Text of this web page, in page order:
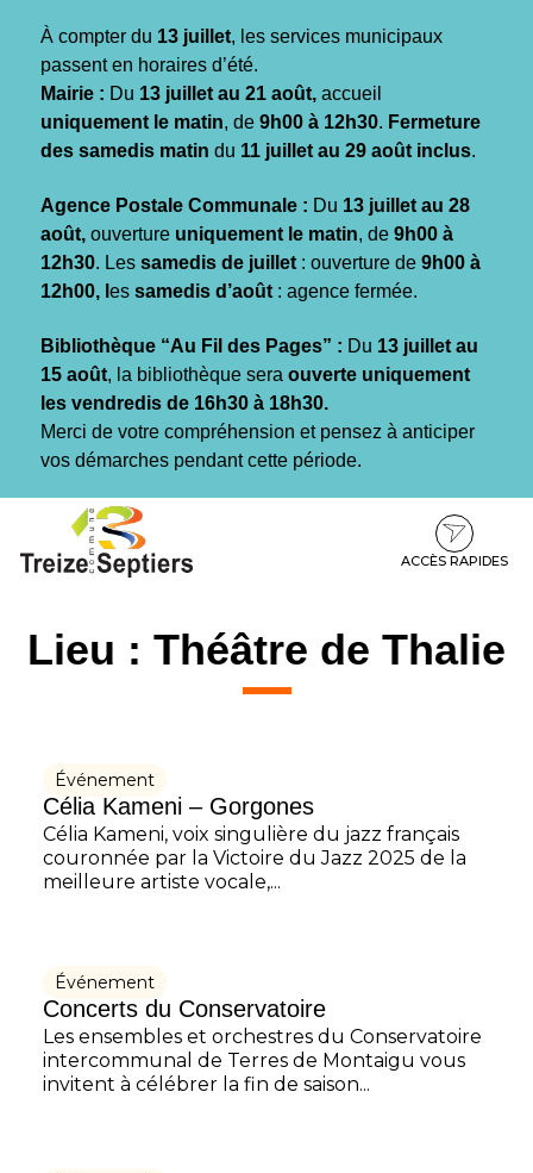
À compter du 13 juillet, les services municipaux
passent en horaires d’été.
Mairie : Du 13 juillet au 21 août, accueil
uniquement le matin, de 9h00 à 12h30. Fermeture
des samedis matin du 11 juillet au 29 août inclus.
Agence Postale Communale : Du 13 juillet au 28
août, ouverture uniquement le matin, de 9h00 à
12h30. Les samedis de juillet : ouverture de 9h00 à
12h00, l es samedis d’août : agence fermée.
Bibliothèque “Au Fil des Pages” : Du 13 juillet au
15 août, la bibliothèque sera ouverte uniquement
les vendredis de 16h30 à 18h30.
Merci de votre compréhension et pensez à anticiper
vos démarches pendant cette période.
contenu
pied
ACCÈS RAPIDES
Lieu : Théâtre de Thalie
Événement
Célia Kameni – Gorgones
Célia Kameni, voix singulière du jazz français
couronnée par la Victoire du Jazz 2025 de la
meilleure artiste vocale,...
Événement
Concerts du Conservatoire
Les ensembles et orchestres du Conservatoire
intercommunal de Terres de Montaigu vous
invitent à célébrer la fin de saison...